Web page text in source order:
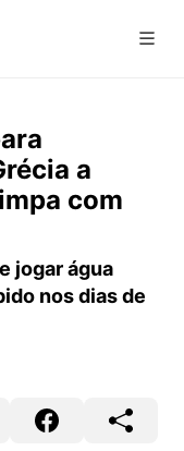
a
com
jogar água
nos dias de